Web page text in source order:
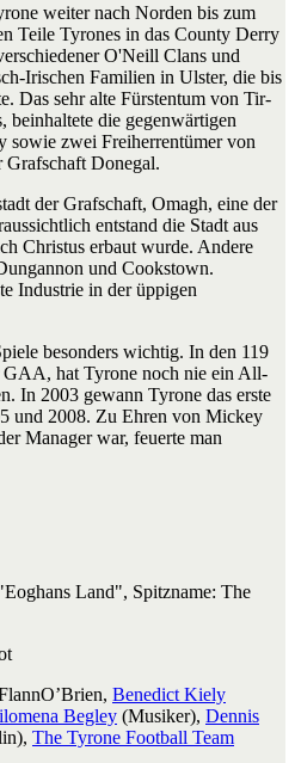
weiter nach Norden bis zum
Teile Tyrones in das County Derry
O'Neill Clans und
Irischen Familien in Ulster, die bis
Das sehr alte Fürstentum von Tir-
die gegenwärtigen
sowie zwei Freiherrentümer von
Donegal.
der Grafschaft, Omagh, eine der
entstand die Stadt aus
Christus erbaut wurde. Andere
und Cookstown.
Industrie in der üppigen
besonders wichtig. In den 119
GAA, hat Tyrone noch nie ein All-
In 2003 gewann Tyrone das erste
und 2008. Zu Ehren von Mickey
Manager war, feuerte man
Land", Spitzname: The
Benedict Kiely
Begley (Musiker), Dennis
The Tyrone Football Team